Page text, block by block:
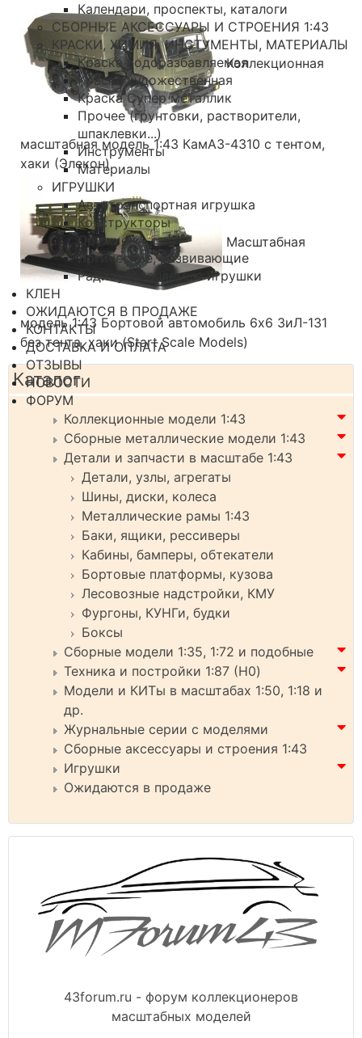
Календари, проспекты, каталоги
СБОРНЫЕ АКСЕССУАРЫ И СТРОЕНИЯ 1:43
КРАСКИ, ХИМИЯ, ИНСТУМЕНТЫ, МАТЕРИАЛЫ
Краска водоразбавляемая
Краска художественная
Краска Супер металлик
Прочее (грунтовки, растворители,
шпаклевки...)
Инструменты
Материалы
ИГРУШКИ
Автотранспортная игрушка
Конструкторы
Оружие
Логические, развивающие
Радиоуправляемые игрушки
КЛЕН
ОЖИДАЮТСЯ В ПРОДАЖЕ
КОНТАКТЫ
ДОСТАВКА И ОПЛАТА
ОТЗЫВЫ
НОВОСТИ
ФОРУМ
Коллекционная
масштабная модель 1:43 КамАЗ-4310 с тентом,
хаки (Элекон)
Масштабная
модель 1:43 Бортовой автомобиль 6х6 ЗиЛ-131
без тента, хаки (Start Scale Models)
Каталог
Коллекционные модели 1:43
Сборные металлические модели 1:43
Детали и запчасти в масштабе 1:43
Детали, узлы, агрегаты
Шины, диски, колеса
Металлические рамы 1:43
Баки, ящики, рессиверы
Кабины, бамперы, обтекатели
Бортовые платформы, кузова
Лесовозные надстройки, КМУ
Фургоны, КУНГи, будки
Боксы
Сборные модели 1:35, 1:72 и подобные
Техника и постройки 1:87 (H0)
Модели и КИТы в масштабах 1:50, 1:18 и
др.
Журнальные серии с моделями
Сборные аксессуары и строения 1:43
Игрушки
Ожидаются в продаже
43forum.ru - форум коллекционеров
масштабных моделей